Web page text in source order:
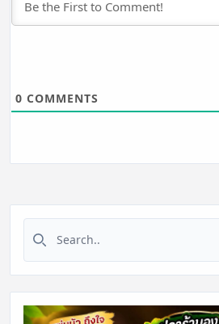
0 COMMENTS
Search for: